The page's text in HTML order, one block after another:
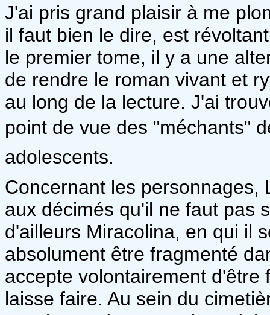
J'ai pris grand plaisir à me
il faut bien le dire, est
le premier tome, il y a une
de rendre le roman vivant et
au long de la lecture. J'ai
point de vue des "méchants"
adolescents.
Concernant les personnages,
aux décimés qu'il ne faut pas
d'ailleurs Miracolina, en qui il
absolument être fragmenté
accepte volontairement
laisse faire. Au sein du